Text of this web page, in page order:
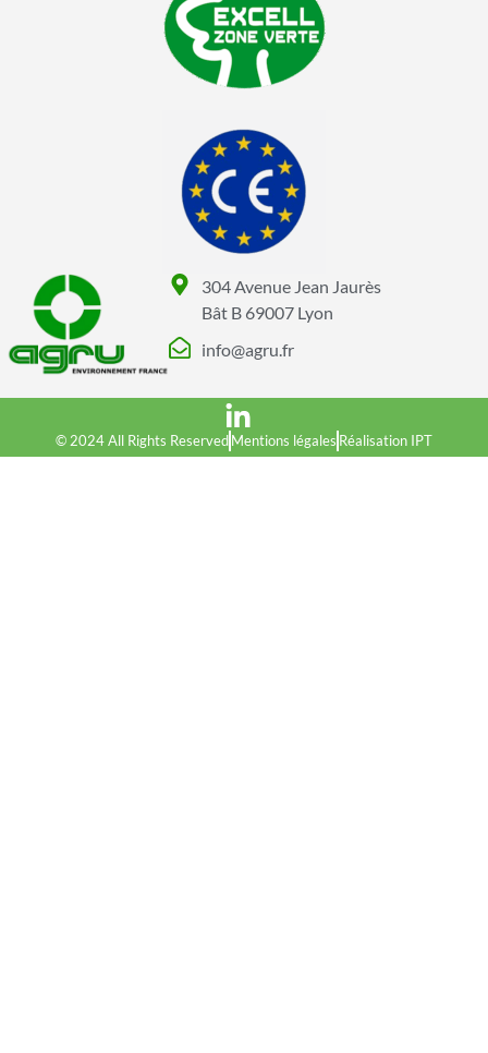
304 Avenue Jean Jaurès
Bât B 69007 Lyon
info@agru.fr
© 2024 All Rights ReservedMentions légales Réalisation IPT